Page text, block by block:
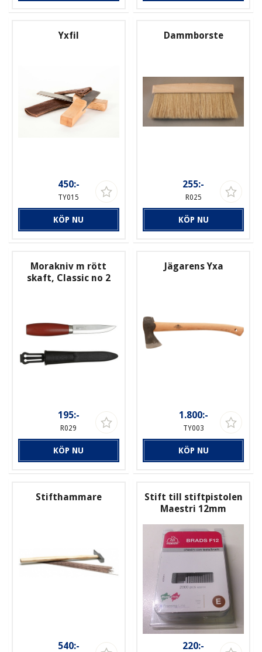
Yxfil
450:-
TY015
KÖP NU
Dammborste
255:-
R025
KÖP NU
Morakniv m rött
skaft, Classic no 2
195:-
R029
KÖP NU
Jägarens Yxa
1.800:-
TY003
KÖP NU
Stifthammare
540:-
Stift till stiftpistolen
Maestri 12mm
220:-